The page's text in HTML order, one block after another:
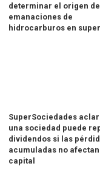
determinar el origen de
emanaciones de
hidrocarburos en
SuperSociedades
una sociedad puede
dividendos si las
acumuladas no afectan
capital